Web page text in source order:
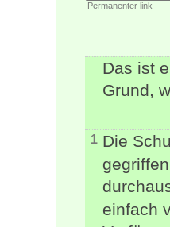
Permanenter link
Das ist
Grund,
1 Die
einfach